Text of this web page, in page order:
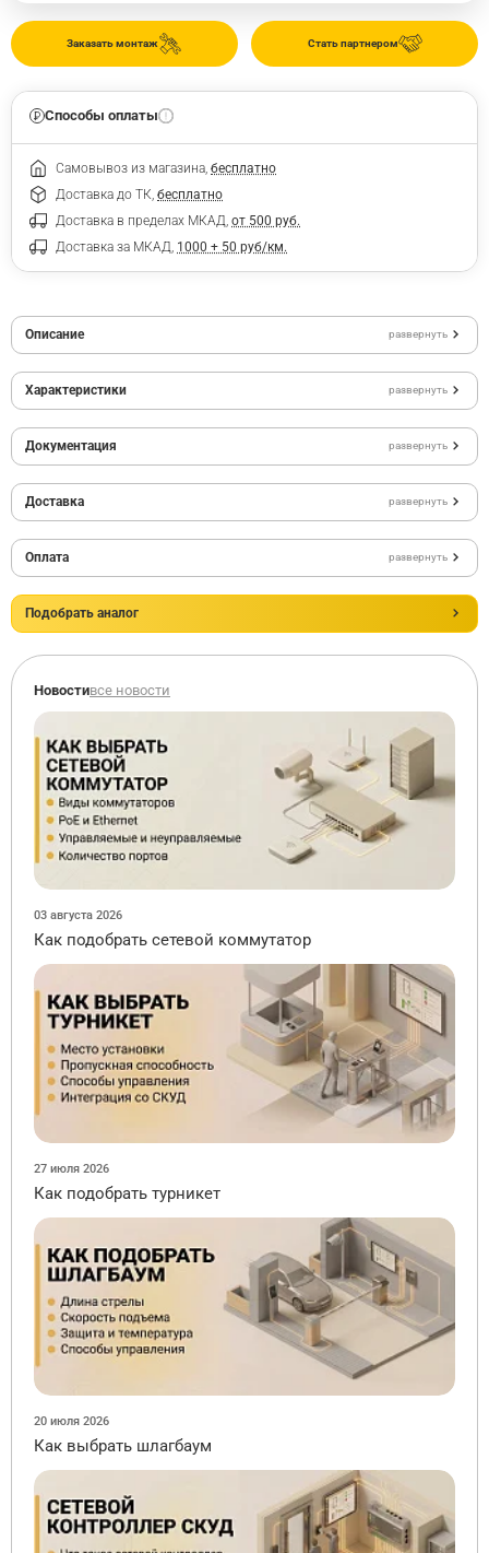
Стать партнером
Заказать монтаж
Способы оплаты
Самовывоз из магазина, бесплатно
Доставка до ТК, бесплатно
Доставка в пределах МКАД, от 500 руб.
Доставка за МКАД, 1000 + 50 руб/км.
Описание развернуть
Характеристики развернуть
Документация развернуть
Доставка развернуть
Оплата развернуть
Подобрать аналог
Новостивсе новости
03 августа 2026
Как подобрать сетевой коммутатор
27 июля 2026
Как подобрать турникет
20 июля 2026
Как выбрать шлагбаум